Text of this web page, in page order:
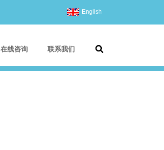
English
在线咨询 联系我们